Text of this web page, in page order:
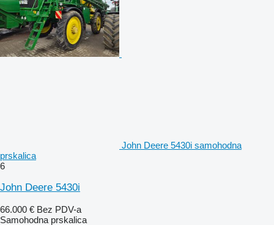
John Deere 5430i samohodna
prskalica
6
John Deere 5430i
66.000 € Bez PDV-a
Samohodna prskalica